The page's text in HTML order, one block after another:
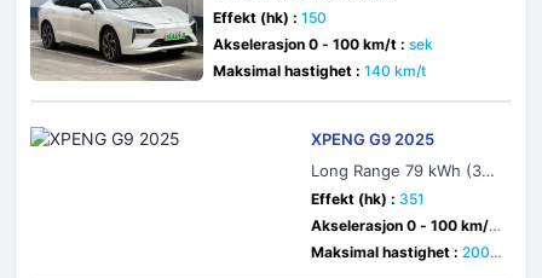
Effekt (hk) : 150
Akselerasjon 0 - 100 km/t : sek
Maksimal hastighet : 140 km/t
XPENG G9 2025
Long Range 79 kWh (351
hk) Electric
Effekt (hk) : 351
Akselerasjon 0 - 100 km/t
: 6.6 sek
Maksimal hastighet : 200 k